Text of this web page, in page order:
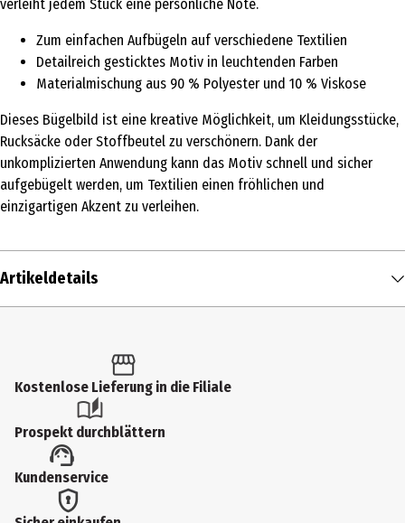
verleiht jedem Stück eine persönliche Note.
Zum einfachen Aufbügeln auf verschiedene Textilien
Detailreich gesticktes Motiv in leuchtenden Farben
Materialmischung aus 90 % Polyester und 10 % Viskose
Dieses Bügelbild ist eine kreative Möglichkeit, um Kleidungsstücke,
Rucksäcke oder Stoffbeutel zu verschönern. Dank der
unkomplizierten Anwendung kann das Motiv schnell und sicher
aufgebügelt werden, um Textilien einen fröhlichen und
einzigartigen Akzent zu verleihen.
Artikeldetails
Produkttyp
Bügelmotive
Materialdetails
10% Viskose, 90% Polyester
Hersteller
Kostenlose Lieferung in die Filiale
Prospekt durchblättern
Kundenservice